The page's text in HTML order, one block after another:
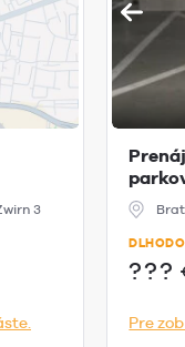
3
???
Pre